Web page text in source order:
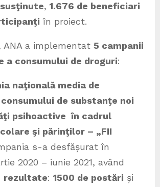
, 1.676 de beneficiari
în proiect.
ANA a implementat 5 campanii
a consumului de droguri:
naţională media de
de substanţe noi
psihoactive în cadrul
şi părinţilor – „FII
s-a desfășurat în
2020 – iunie 2021, având
rezultate: 1500 de postări și